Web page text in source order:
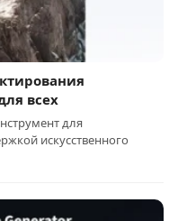
всех
для
искусственного